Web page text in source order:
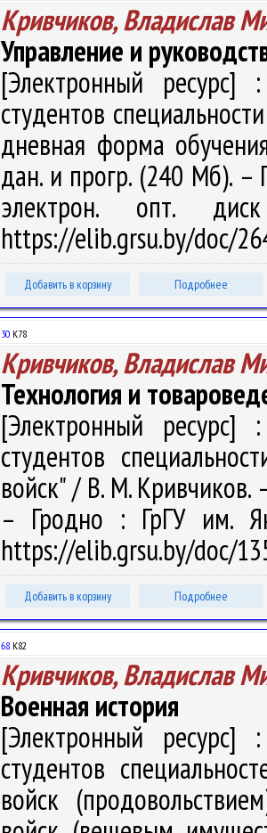
Кривчиков, Владислав
Управление и
[Электронный ресурс]
студентов
дневная форма
дан. и прогр. (240 Мб). –
электрон. опт.
https://elib.grsu.by/doc/
Добавить в корзину Подробнее
30 К78
Кривчиков, Владислав
Технология и
[Электронный ресурс]
студентов
войск" / В. М. Кривчиков.
– Гродно : ГрГУ им.
https://elib.grsu.by/doc/
Добавить в корзину Подробнее
68 К82
Кривчиков, Владислав
Военная история
[Электронный ресурс]
студентов
войск